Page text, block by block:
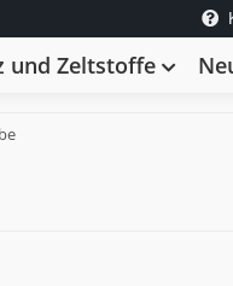
und Zeltstoffe